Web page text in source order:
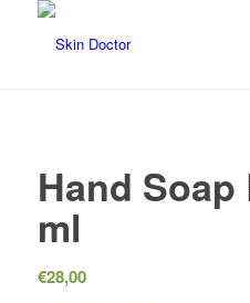
Hand Soap
ml
€28,00